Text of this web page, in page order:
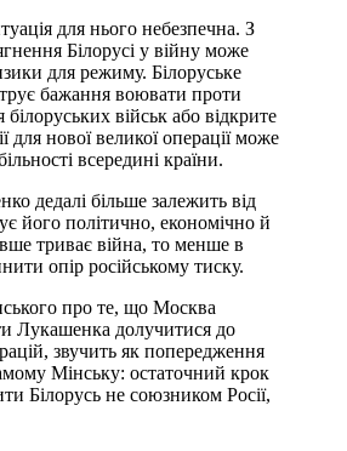
для нього небезпечна. З
Білорусі у війну може
для режиму. Білоруське
бажання воювати проти
військ або відкрите
для нової великої операції може
всередині країни.
дедалі більше залежить від
його політично, економічно й
триває війна, то менше в
опір російському тиску.
про те, що Москва
Лукашенка долучитися до
звучить як попередження
Мінську: остаточний крок
Білорусь не союзником Росії,